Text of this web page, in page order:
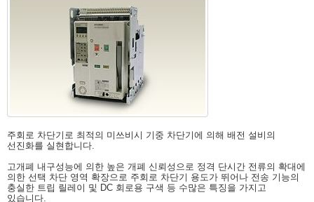
주회로 차단기로 최적의 미쓰비시 기중 차단기에 의해 배전 설비의
선진화를 실현합니다.
고개폐 내구성능에 의한 높은 개폐 신뢰성으로 정격 단시간 전류의 확대에
의한 선택 차단 영역 확장으로 주회로 차단기 용도가 뛰어나 전송 기능의
충실한 트립 릴레이 및 DC 회로용 구색 등 수많은 특징을 가지고
있습니다.